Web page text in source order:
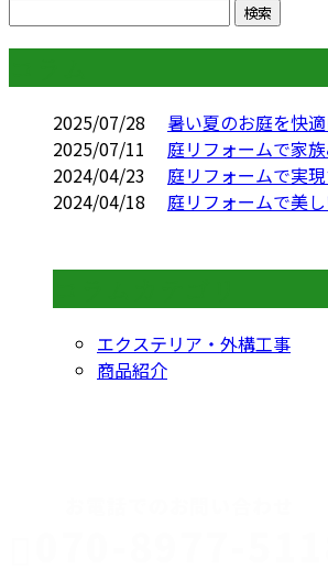
2025/07/28
暑い夏のお庭を快
2025/07/11
庭リフォームで家
2024/04/23
庭リフォームで実
2024/04/18
庭リフォームで美
エクステリア・外構工事
商品紹介